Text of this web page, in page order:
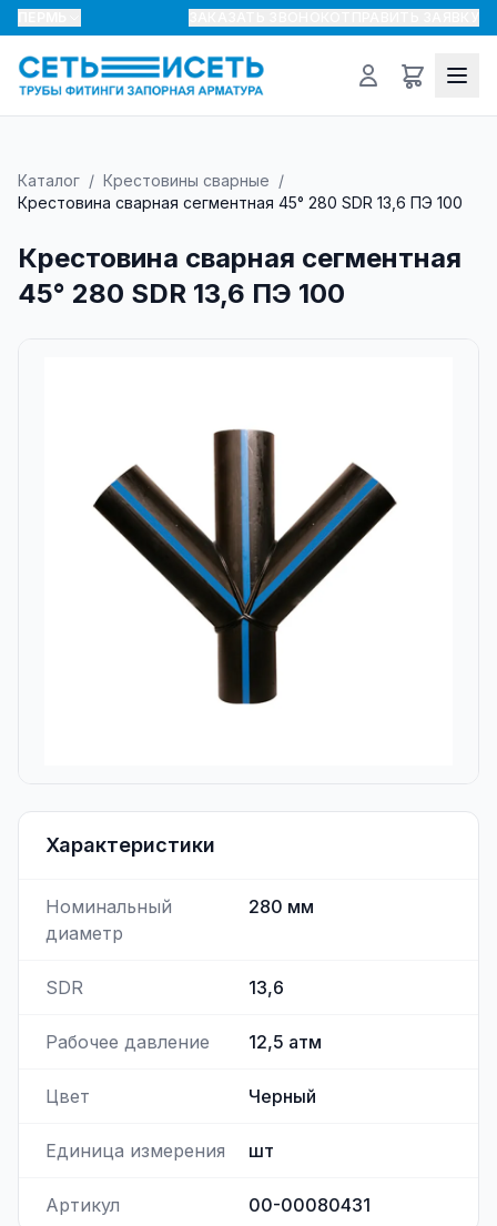
Каталог / Крестовины сварные /
Крестовина сварная сегментная 45° 280 SDR 13,6 ПЭ 100
Крестовина сварная сегментная
45° 280 SDR 13,6 ПЭ 100
Характеристики
Номинальный
диаметр
280 мм
SDR 13,6
Рабочее давление 12,5 атм
Цвет Черный
Единица измерения шт
Артикул 00-00080431